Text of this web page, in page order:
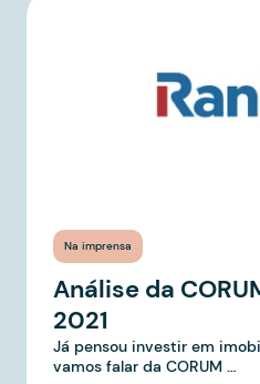
Na imprensa
Análise da
2021
Já pensou investir em
vamos falar da CORUM …